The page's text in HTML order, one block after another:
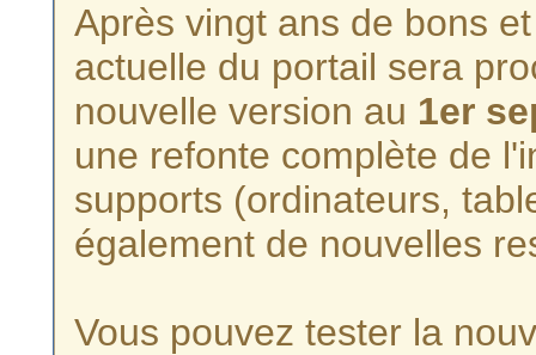
Après vingt ans de bons
actuelle du portail sera
nouvelle version au 1er
une refonte complète de
supports (ordinateurs,
également de nouvelles
Vous pouvez tester la